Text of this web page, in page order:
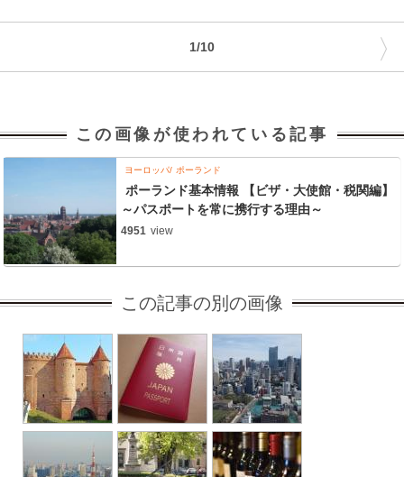
1/10 〉
この画像が使われている記事
ヨーロッパ ポーランド
ポーランド基本情報 【ビザ・大使館・税関編】
～パスポートを常に携行する理由～
4951 view
この記事の別の画像